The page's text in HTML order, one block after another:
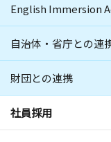
English Immersion
自治体・省庁との連
財団との連携
社員採用